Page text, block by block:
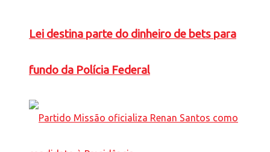
Lei destina parte do dinheiro de bets para
fundo da Polícia Federal